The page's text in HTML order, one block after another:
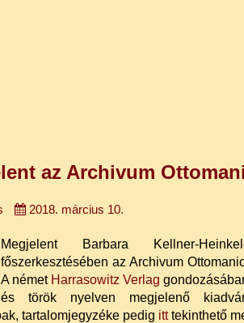
az Archivum
2018. március 10.
Megjelent Barbara Kellner-
főszerkesztésében az Archivum
A német Harrasowitz Verlag
és török nyelven megjelenő
tartalomjegyzéke pedig itttekinthető